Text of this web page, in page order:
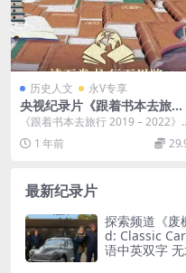
历史人文 永V专享
央视纪录片《跟着书本去旅行
2019-2023》2019-2023合集
共1075集 国语中字 720P/MP
4/362G 读万卷书行万里路
《跟着书本去旅行 2019 – 2022》
合集共有 1075 集，是...
1 年前
最新纪录片
探索频道《
d: Classic
语中英双字